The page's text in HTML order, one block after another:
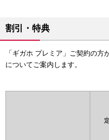
割引・特典
「ギガホ プレミア」ご契約の
についてご案内します。